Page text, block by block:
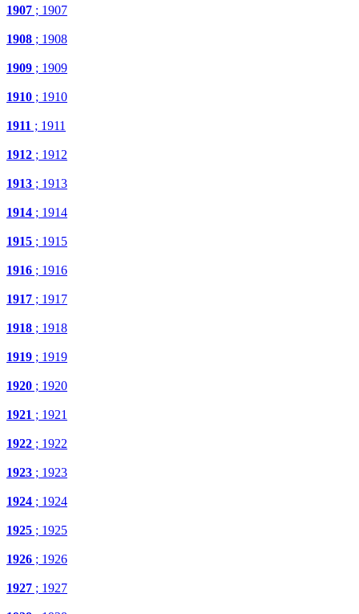
1907 ; 1907
1908 ; 1908
1909 ; 1909
1910 ; 1910
1911 ; 1911
1912 ; 1912
1913 ; 1913
1914 ; 1914
1915 ; 1915
1916 ; 1916
1917 ; 1917
1918 ; 1918
1919 ; 1919
1920 ; 1920
1921 ; 1921
1922 ; 1922
1923 ; 1923
1924 ; 1924
1925 ; 1925
1926 ; 1926
1927 ; 1927